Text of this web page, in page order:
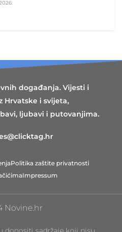
događanja. Vijesti i
Hrvatske i svijeta,
ljubavi i putovanjima.
Politika zaštite privatnosti
Impressum
Novine.hr